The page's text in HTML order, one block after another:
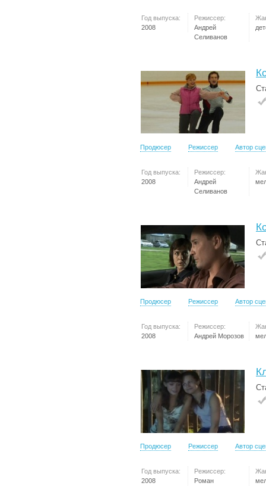
Год выпуска:
2008
Режиссер:
Андрей
Селиванов
Продюсер Режиссер Автор
Год выпуска:
2008
Режиссер:
Андрей
Селиванов
Продюсер Режиссер Автор
Год выпуска:
2008
Режиссер:
Андрей Морозов
Продюсер Режиссер Автор
Год выпуска:
2008
Режиссер:
Роман